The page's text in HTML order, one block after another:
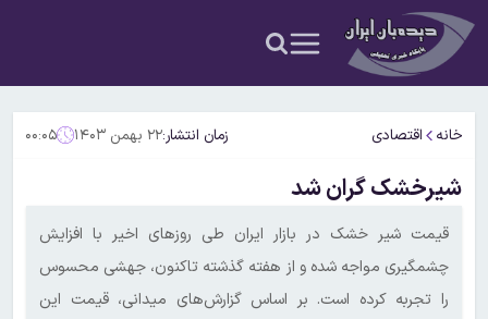
خانه اقتصادی زمان انتشار:۲۲ بهمن ۱۴۰۳ ۰۰:۰۵
شیرخشک گران شد
قیمت شیر خشک در بازار ایران طی روزهای اخیر با افزایش
چشمگیری مواجه شده و از هفته گذشته تاکنون، جهشی محسوس
را تجربه کرده است. بر اساس گزارش‌های میدانی، قیمت این